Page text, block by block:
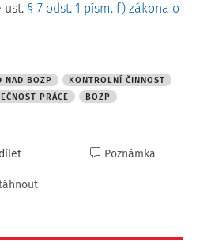
ust. § 7 odst. 1 písm. f) zákona o
NAD BOZP
KONTROLNÍ ČINNOST
PRÁCE
BOZP
Poznámka